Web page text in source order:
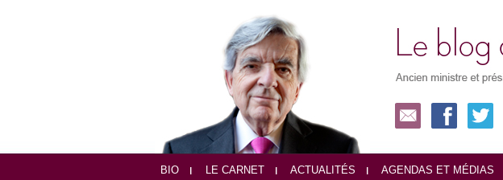
BIO LE CARNET ACTUALITÉS AGENDAS ET MÉDIAS